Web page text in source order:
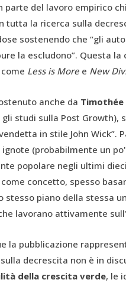
parte del lavoro empirico
tutta la ricerca sulla
sostenendo che “gli
la escludono”. Questa
Less is More e New
anche da Timothée
studi sulla Post Growth),
in stile John Wick”.
(probabilmente un
popolare negli ultimi
concetto, spesso
stesso piano della stessa
lavorano attivamente
la pubblicazione
decrescita non è in
della crescita verde, le